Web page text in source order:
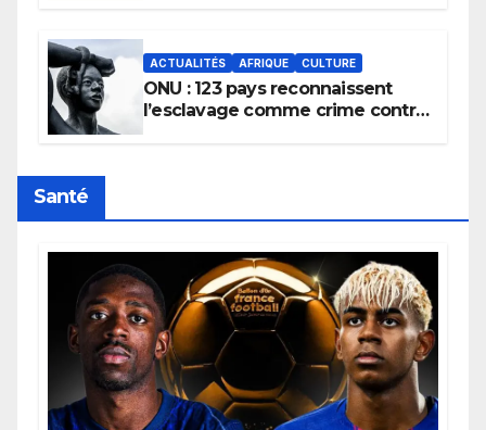
ACTUALITÉS AFRIQUE CULTURE
ONU : 123 pays reconnaissent
l’esclavage comme crime contre
Santé